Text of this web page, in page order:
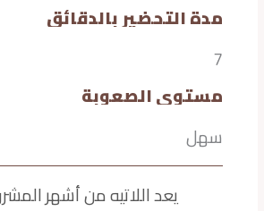
مدة التحضير بالدقائق
7
مستوى الصعوبة
سهل
يعد اللاتيه من أشهر